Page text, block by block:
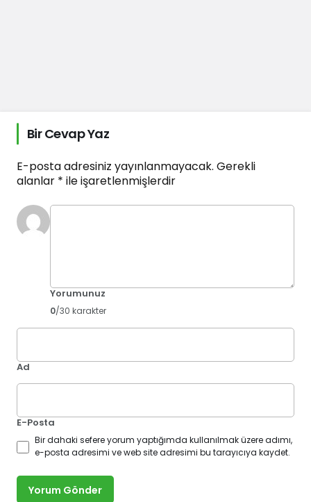
Bir Cevap Yaz
E-posta adresiniz yayınlanmayacak. Gerekli
alanlar * ile işaretlenmişlerdir
Yorumunuz
0/30 karakter
Ad
E-Posta
Bir dahaki sefere yorum yaptığımda kullanılmak üzere adımı,
e-posta adresimi ve web site adresimi bu tarayıcıya kaydet.
Yorum Gönder